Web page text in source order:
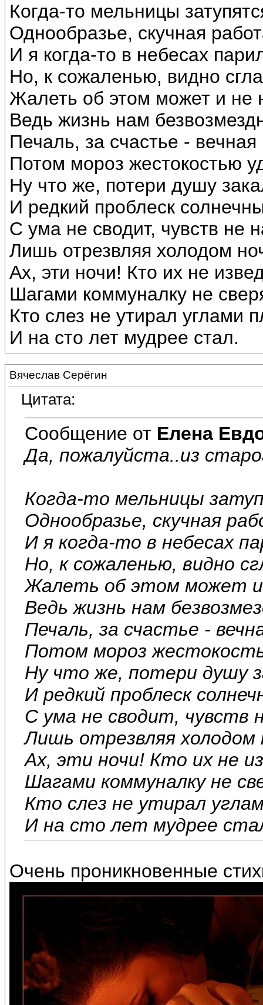
Когда-то мельницы
Однообразье, скучная
И я когда-то в небесах
Но, к сожаленью, видно
Жалеть об этом может и не
Ведь жизнь нам
Печаль, за счастье - вечная
Потом мороз жестокостью
Ну что же, потери душу
И редкий проблеск
С ума не сводит, чувств не
Лишь отрезвляя холодом
Ах, эти ночи! Кто их не
Шагами коммуналку не
Кто слез не утирал углами
И на сто лет мудрее стал.
Вячеслав Серёгин
Цитата:
Сообщение от Елена
Да, пожалуйста..из
Когда-то мельницы
Однообразье, скучная
И я когда-то в небесах
Но, к сожаленью, видно
Жалеть об этом может и
Ведь жизнь нам
Печаль, за счастье -
Потом мороз
Ну что же, потери душу
И редкий проблеск
С ума не сводит, чувств
Лишь отрезвляя холодом
Ах, эти ночи! Кто их не
Шагами коммуналку не
Кто слез не утирал
И на сто лет мудрее
Очень проникновенные